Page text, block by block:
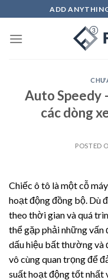
to
content
ADD
Auto Speedy
các dòng
POSTED
Chiếc ô tô là một cỗ
hoạt động đồng bộ. Dù
theo thời gian và quá
thể gặp phải những vấn
dấu hiệu bất thường và
vô cùng quan trọng để
suất hoạt động tốt nhất